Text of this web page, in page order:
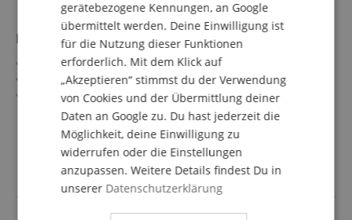
Manhasset Model 54 - Regal Director Stand Schwarz
Standfestes Notenpult mit Doppelfuß/Stiel-Konstruktion
Perfekt für professionelle Dirigenten
Mit extra großer Notenauflagefläche
Höhenverstellbar zwischen ca. 71 - 127 cm
Zusätzliche Ablageleiste
mehr anzeigen
169,00 €
Versandkostenfrei (AT)
inkl. MwSt.
gerätebezogene Kennungen, an Google
übermittelt werden. Deine Einwilligung ist
für die Nutzung dieser Funktionen
erforderlich. Mit dem Klick auf
„Akzeptieren“ stimmst du der Verwendung
von Cookies und der Übermittlung deiner
Daten an Google zu. Du hast jederzeit die
Möglichkeit, deine Einwilligung zu
widerrufen oder die Einstellungen
anzupassen. Weitere Details findest Du in
unserer Datenschutzerklärung